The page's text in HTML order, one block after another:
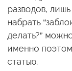
разводов,
набрать
делать?”
именно
статью.